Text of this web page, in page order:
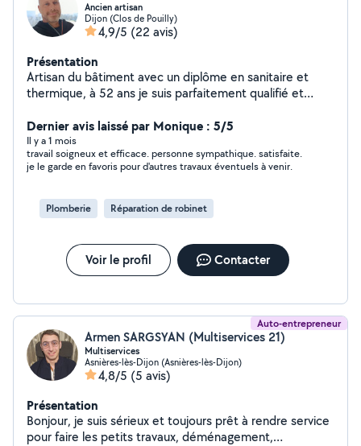
Ancien artisan
Dijon (Clos de Pouilly)
4,9/5 (22 avis)
Présentation
Artisan du bâtiment avec un diplôme en sanitaire et
thermique, à 52 ans je suis parfaitement qualifié et
extérieurs !
Dernier avis laissé par Monique : 5/5
Il y a 1 mois
travail soigneux et efficace. personne sympathique. satisfaite.
je le garde en favoris pour d'autres travaux éventuels à venir.
Plomberie Réparation de robinet
Voir le profil Contacter
Auto-entrepreneur
Armen SARGSYAN (Multiservices 21)
Multiservices
Asnières-lès-Dijon (Asnières-lès-Dijon)
4,8/5 (5 avis)
Présentation
Bonjour, je suis sérieux et toujours prêt à rendre service
pour faire les petits travaux, déménagement,